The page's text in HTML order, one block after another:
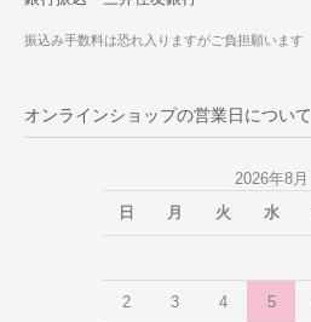
振込み手数料は恐れ入りますがご負担願います
オンラインショップの営業日について
2026年8月
日
月 火 水
2 3 4 5